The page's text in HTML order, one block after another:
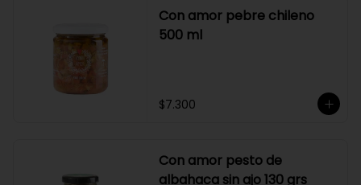
Con amor pebre chileno
500 ml
$7.300
Con amor pesto de
albahaca sin ajo 130 grs